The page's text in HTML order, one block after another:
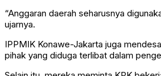
“Anggaran daerah seharusnya
ujarnya.
IPPMIK Konawe-Jakarta juga
pihak yang diduga terlibat dalam